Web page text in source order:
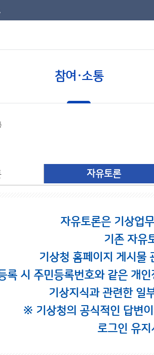
참여·소통
자유토론
자유토론은 기상업
기존 자유
기상청 홈페이지 게시물
록 시 주민등록번호와 같은 개
기상지식과 관련한 일
※ 기상청의 공식적인 답변
로그인 유